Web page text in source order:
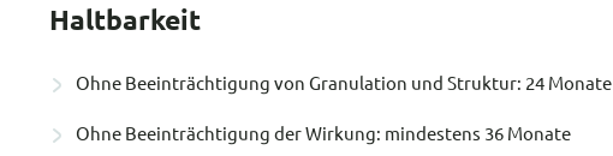
Haltbarkeit
Ohne Beeinträchtigung von Granulation und Struktur: 24 Monate
Ohne Beeinträchtigung der Wirkung: mindestens 36 Monate